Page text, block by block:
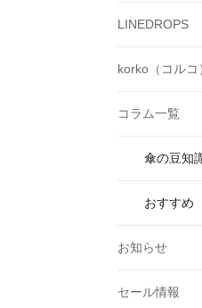
LINEDROPS
korko（コルコ
コラム一覧
傘の豆知
おすすめ
お知らせ
セール情報